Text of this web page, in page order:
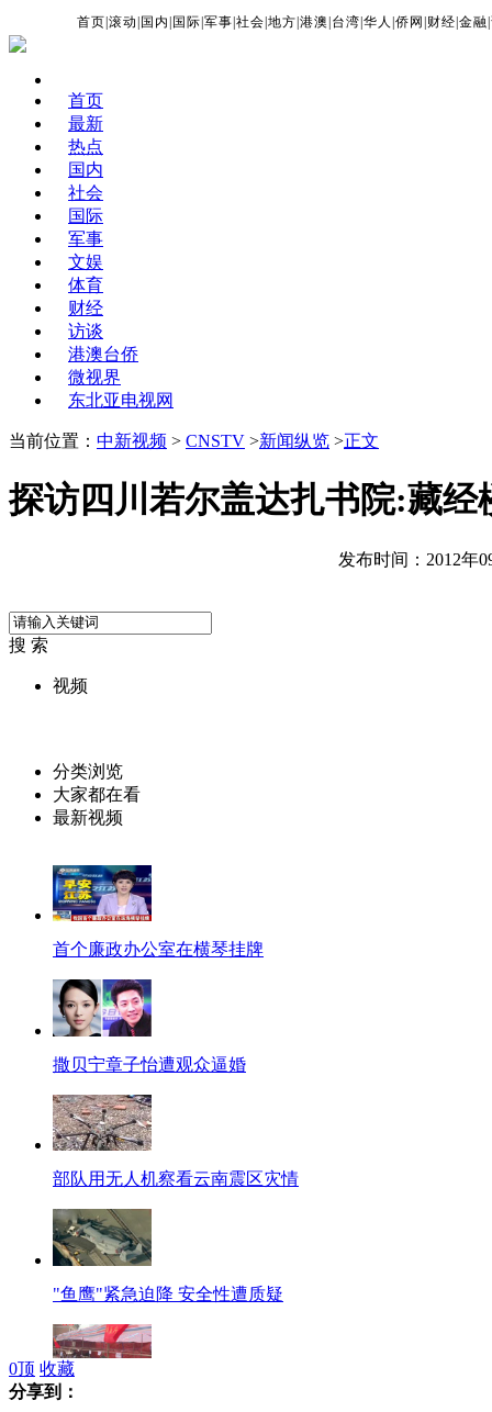
首页 |滚动 国内 国际 |军事 |社会 |地方 |港澳 台湾 |华人 |侨网 财经 |金融 |
首页
最新
热点
国内
社会
国际
军事
文娱
体育
财经
访谈
港澳台侨
微视界
东北亚电视网
当前位置： 中新视频 > CNSTV >新闻纵览 >正文
探访四川若尔盖达扎书院:藏经
发布时间：2012年
搜 索
视频
分类浏览
大家都在看
最新视频
首个廉政办公室在横琴挂牌
撒贝宁章子怡遭观众逼婚
部队用无人机察看云南震区灾情
"鱼鹰"紧急迫降 安全性遭质疑
0顶 收藏
分享到：